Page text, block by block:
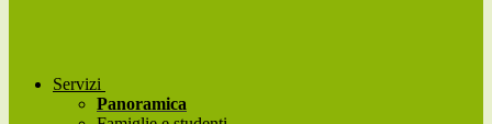
Servizi
Panoramica